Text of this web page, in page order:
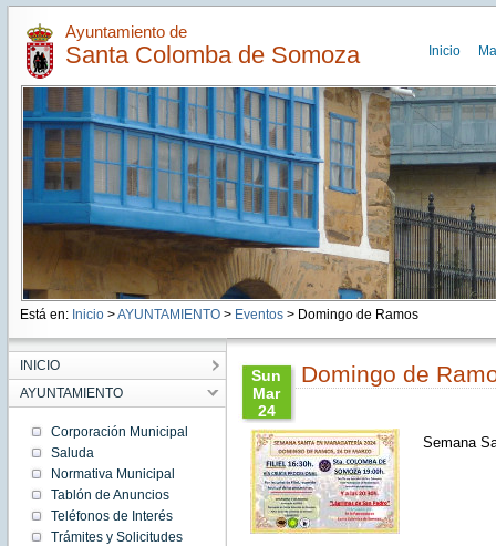
Ayuntamiento de
Santa Colomba de Somoza Inicio
Está en: Inicio >AYUNTAMIENTO> Eventos> Domingo de Ramos
INICIO
AYUNTAMIENTO
Corporación Municipal
Saluda
Normativa Municipal
Tablón de Anuncios
Teléfonos de Interés
Trámites y Solicitudes
Sun
Mar
24
19:01:00
CET
2024
Sun
Mar 24
19:01:00
CET
2024
Domingo de
Semana